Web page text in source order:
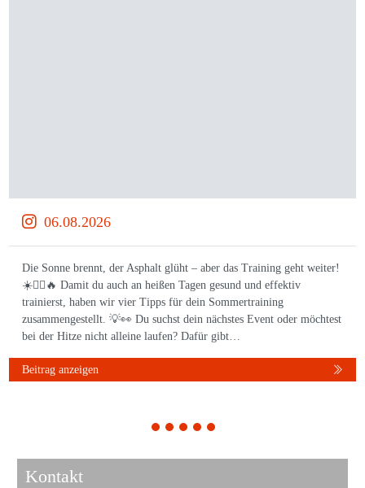
06.08.2026
Die Sonne brennt, der Asphalt glüht – aber das Training geht weiter!
☀️🏃‍♀️🔥 Damit du auch an heißen Tagen gesund und effektiv
trainierst, haben wir vier Tipps für dein Sommertraining
zusammengestellt. 💡👀 Du suchst dein nächstes Event oder möchtest
bei der Hitze nicht alleine laufen? Dafür gibt…
Beitrag anzeigen
1 2 3 4 5
Kontakt